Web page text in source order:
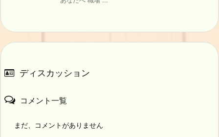
ディスカッション
コメント一覧
まだ、コメントがありません